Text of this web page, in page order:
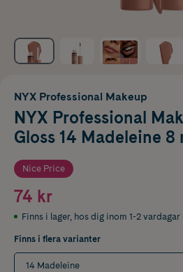
NYX Professional Makeup
NYX Professional
Gloss 14 Madeleine 8
Nice Price
74 kr
Finns i lager, hos dig inom 1-2 vardagar
Finns i flera varianter
14 Madeleine